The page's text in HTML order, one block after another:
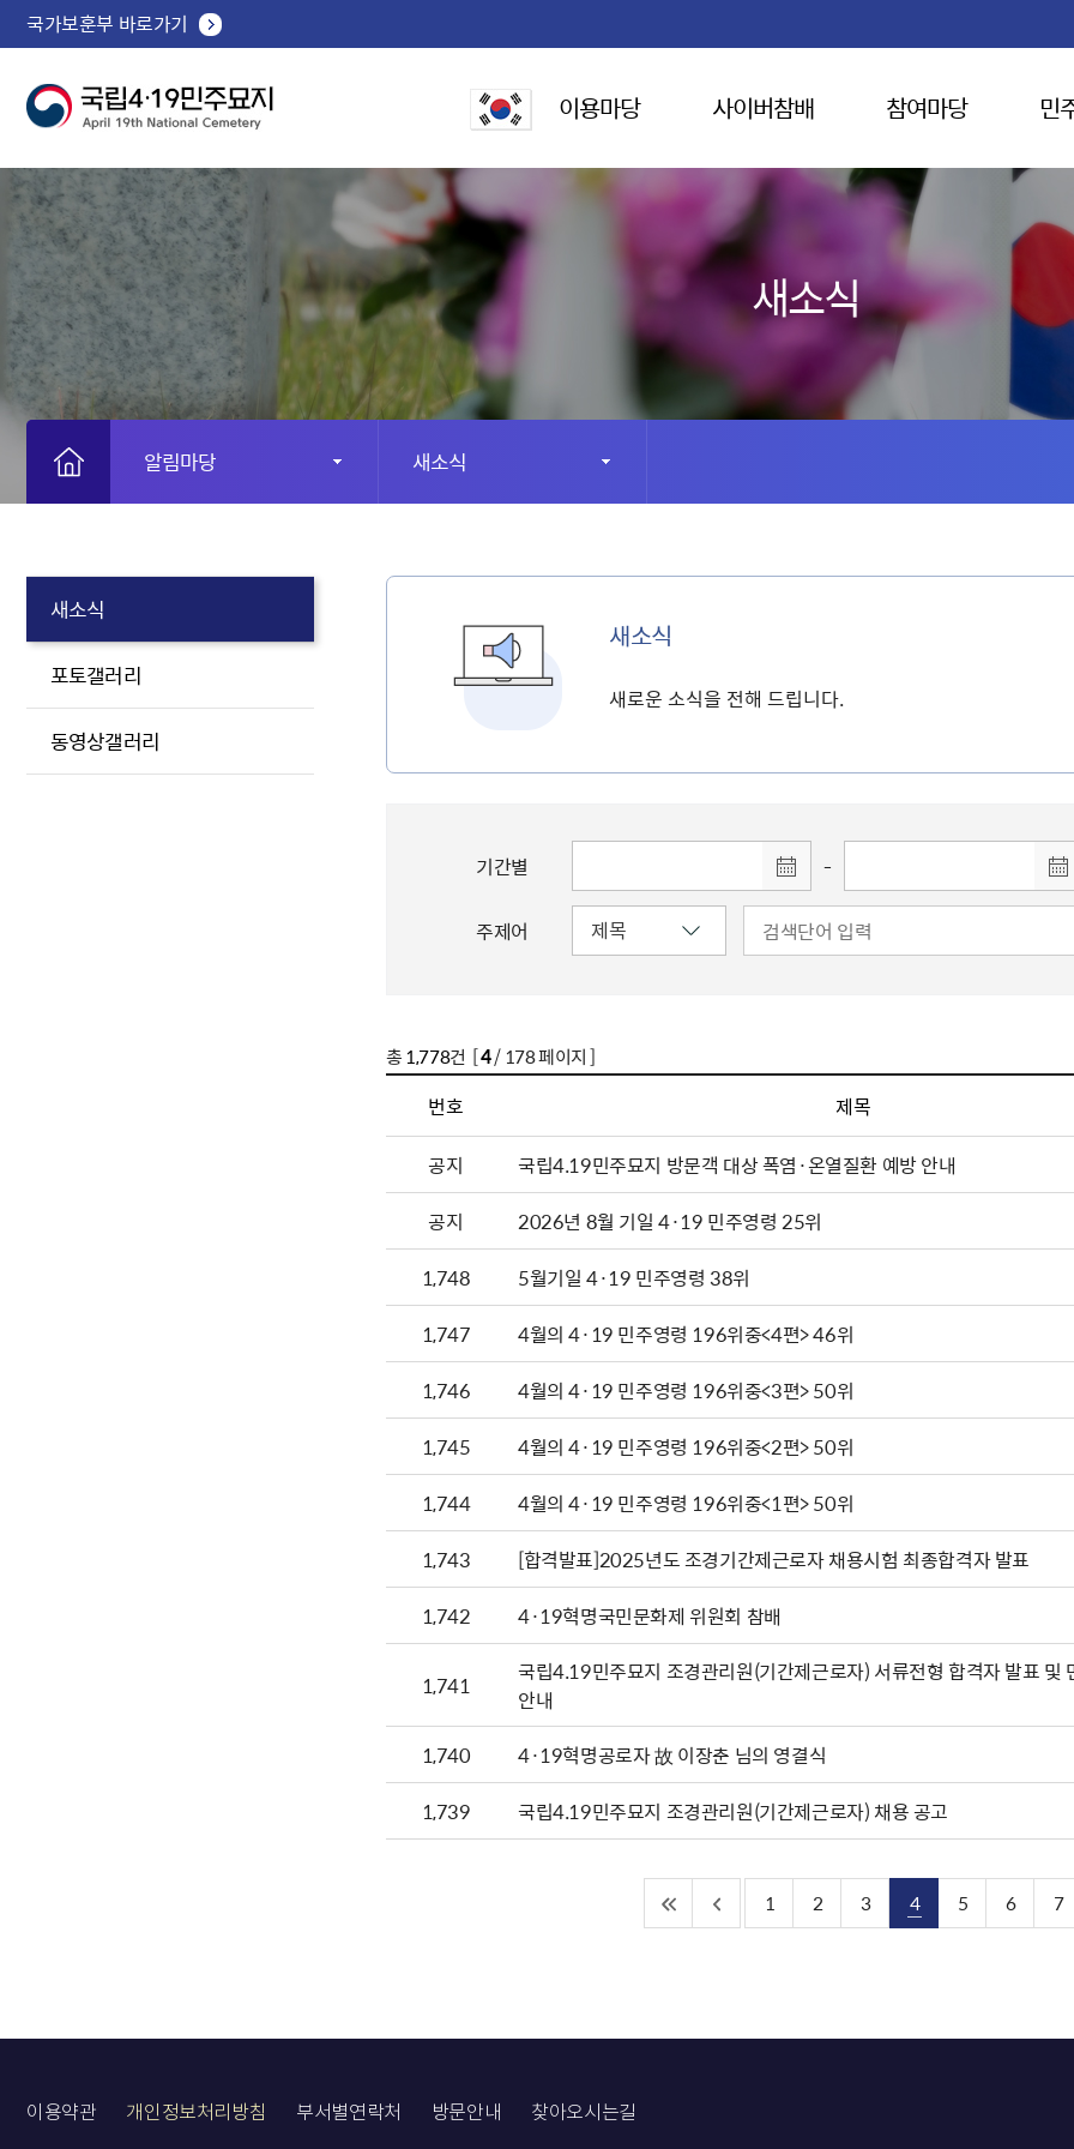
국가보훈부 바로가기
이용마당 사이버참배 참여마당 민
새소식
알림마당 새소식
새소식
포토갤러리
동영상갤러리
새소식
새로운 소식을 전해 드립니다.
기간별 -
주제어
총1,778건 [4/ 178 페이지 ]
번호 제목
공지
국립4.19민주묘지 방문객 대상 폭염·온열질환 예방 안내
공지
2026년 8월 기일 4·19 민주영령 25위
1,748
5월기일 4·19 민주영령 38위
1,747
4월의 4·19 민주영령 196위중<4편> 46위
1,746
4월의 4·19 민주영령 196위중<3편> 50위
1,745
4월의 4·19 민주영령 196위중<2편> 50위
1,744
4월의 4·19 민주영령 196위중<1편> 50위
1,743
[합격발표]2025년도 조경기간제근로자 채용시험 최종합격자 발표
1,742
4·19혁명국민문화제 위원회 참배
1,741
국립4.19민주묘지 조경관리원(기간제근로자) 서류전형 합격자 발표 및
안내
1,740
4·19혁명공로자 故 이장춘 님의 영결식
1,739
국립4.19민주묘지 조경관리원(기간제근로자) 채용 공고
1 2 3 4 5 6 7
이용약관 개인정보처리방침 부서별연락처 방문안내 찾아오시는길